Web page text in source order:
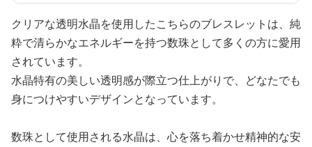
クリアな透明水晶を使用したこちらのブレスレットは、純
粋で清らかなエネルギーを持つ数珠として多くの方に愛用
されています。
水晶特有の美しい透明感が際立つ仕上がりで、どなたでも
身につけやすいデザインとなっています。
数珠として使用される水晶は、心を落ち着かせ精神的な安